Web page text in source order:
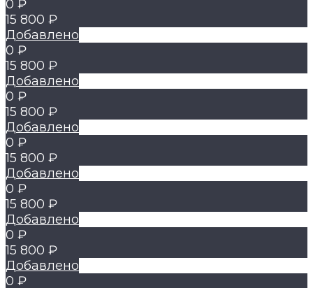
0 ₽
15 800 ₽
Добавлено
0 ₽
15 800 ₽
Добавлено
0 ₽
15 800 ₽
Добавлено
0 ₽
15 800 ₽
Добавлено
0 ₽
15 800 ₽
Добавлено
0 ₽
15 800 ₽
Добавлено
0 ₽